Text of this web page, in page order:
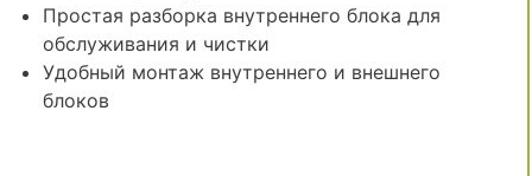
Простая разборка внутреннего блока для
обслуживания и чистки
Удобный монтаж внутреннего и внешнего
блоков